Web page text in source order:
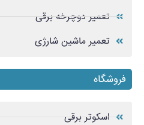
تعمیر دوچرخه برقی
تعمیر ماشین شارژی
فروشگاه
اسکوتر برقی